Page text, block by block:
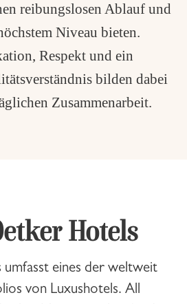
reibungslosen Ablauf und
öchstem Niveau bieten.
Respekt und ein
ätsverständnis bilden dabei
glichen Zusammenarbeit.
Hotels
eines der weltweit
von Luxushotels. All